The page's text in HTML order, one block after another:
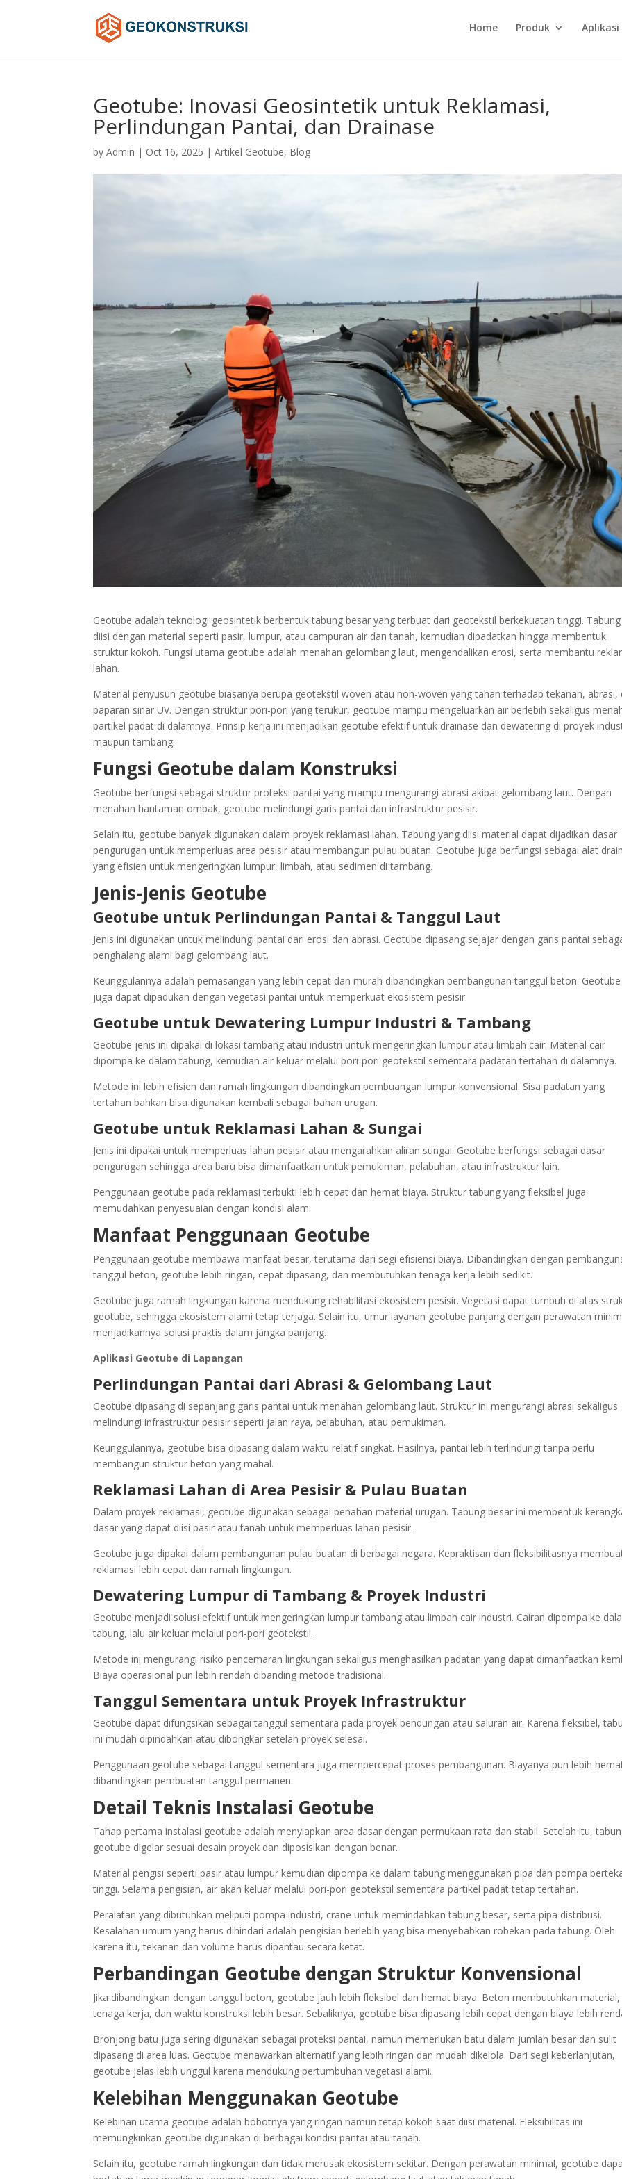
Home Produk Aplikasi
Geotube: Inovasi Geosintetik untuk Reklamasi,
Perlindungan Pantai, dan Drainase
byAdmin | Oct 16, 2025 |Artikel Geotube, Blog
Geotube adalah teknologi geosintetik berbentuk tabung besar yang terbuat dari geotekstil berkekuatan tinggi.
diisi dengan material seperti pasir, lumpur, atau campuran air dan tanah, kemudian dipadatkan hingga membentuk
struktur kokoh. Fungsi utama geotube adalah menahan gelombang laut, mengendalikan erosi, serta membantu
lahan.
Material penyusun geotube biasanya berupa geotekstil woven atau non-woven yang tahan terhadap tekanan, abrasi,
paparan sinar UV. Dengan struktur pori-pori yang terukur, geotube mampu mengeluarkan air berlebih sekaligus
partikel padat di dalamnya. Prinsip kerja ini menjadikan geotube efektif untuk drainase dan dewatering di proyek
maupun tambang.
Fungsi Geotube dalam Konstruksi
Geotube berfungsi sebagai struktur proteksi pantai yang mampu mengurangi abrasi akibat gelombang laut. Dengan
menahan hantaman ombak, geotube melindungi garis pantai dan infrastruktur pesisir.
Selain itu, geotube banyak digunakan dalam proyek reklamasi lahan. Tabung yang diisi material dapat dijadikan dasar
pengurugan untuk memperluas area pesisir atau membangun pulau buatan. Geotube juga berfungsi sebagai alat
yang efisien untuk mengeringkan lumpur, limbah, atau sedimen di tambang.
Jenis-Jenis Geotube
Geotube untuk Perlindungan Pantai & Tanggul Laut
Jenis ini digunakan untuk melindungi pantai dari erosi dan abrasi. Geotube dipasang sejajar dengan garis pantai
penghalang alami bagi gelombang laut.
Keunggulannya adalah pemasangan yang lebih cepat dan murah dibandingkan pembangunan tanggul beton. Geotube
juga dapat dipadukan dengan vegetasi pantai untuk memperkuat ekosistem pesisir.
Geotube untuk Dewatering Lumpur Industri & Tambang
Geotube jenis ini dipakai di lokasi tambang atau industri untuk mengeringkan lumpur atau limbah cair. Material cair
dipompa ke dalam tabung, kemudian air keluar melalui pori-pori geotekstil sementara padatan tertahan di dalamnya.
Metode ini lebih efisien dan ramah lingkungan dibandingkan pembuangan lumpur konvensional. Sisa padatan yang
tertahan bahkan bisa digunakan kembali sebagai bahan urugan.
Geotube untuk Reklamasi Lahan & Sungai
Jenis ini dipakai untuk memperluas lahan pesisir atau mengarahkan aliran sungai. Geotube berfungsi sebagai dasar
pengurugan sehingga area baru bisa dimanfaatkan untuk pemukiman, pelabuhan, atau infrastruktur lain.
Penggunaan geotube pada reklamasi terbukti lebih cepat dan hemat biaya. Struktur tabung yang fleksibel juga
memudahkan penyesuaian dengan kondisi alam.
Manfaat Penggunaan Geotube
Penggunaan geotube membawa manfaat besar, terutama dari segi efisiensi biaya. Dibandingkan dengan
tanggul beton, geotube lebih ringan, cepat dipasang, dan membutuhkan tenaga kerja lebih sedikit.
Geotube juga ramah lingkungan karena mendukung rehabilitasi ekosistem pesisir. Vegetasi dapat tumbuh di atas
geotube, sehingga ekosistem alami tetap terjaga. Selain itu, umur layanan geotube panjang dengan perawatan
menjadikannya solusi praktis dalam jangka panjang.
Aplikasi Geotube di Lapangan
Perlindungan Pantai dari Abrasi & Gelombang Laut
Geotube dipasang di sepanjang garis pantai untuk menahan gelombang laut. Struktur ini mengurangi abrasi sekaligus
melindungi infrastruktur pesisir seperti jalan raya, pelabuhan, atau pemukiman.
Keunggulannya, geotube bisa dipasang dalam waktu relatif singkat. Hasilnya, pantai lebih terlindungi tanpa perlu
membangun struktur beton yang mahal.
Reklamasi Lahan di Area Pesisir & Pulau Buatan
Dalam proyek reklamasi, geotube digunakan sebagai penahan material urugan. Tabung besar ini membentuk
dasar yang dapat diisi pasir atau tanah untuk memperluas lahan pesisir.
Geotube juga dipakai dalam pembangunan pulau buatan di berbagai negara. Kepraktisan dan fleksibilitasnya
reklamasi lebih cepat dan ramah lingkungan.
Dewatering Lumpur di Tambang & Proyek Industri
Geotube menjadi solusi efektif untuk mengeringkan lumpur tambang atau limbah cair industri. Cairan dipompa ke
tabung, lalu air keluar melalui pori-pori geotekstil.
Metode ini mengurangi risiko pencemaran lingkungan sekaligus menghasilkan padatan yang dapat dimanfaatkan
Biaya operasional pun lebih rendah dibanding metode tradisional.
Tanggul Sementara untuk Proyek Infrastruktur
Geotube dapat difungsikan sebagai tanggul sementara pada proyek bendungan atau saluran air. Karena fleksibel,
ini mudah dipindahkan atau dibongkar setelah proyek selesai.
Penggunaan geotube sebagai tanggul sementara juga mempercepat proses pembangunan. Biayanya pun lebih
dibandingkan pembuatan tanggul permanen.
Detail Teknis Instalasi Geotube
Tahap pertama instalasi geotube adalah menyiapkan area dasar dengan permukaan rata dan stabil. Setelah itu,
geotube digelar sesuai desain proyek dan diposisikan dengan benar.
Material pengisi seperti pasir atau lumpur kemudian dipompa ke dalam tabung menggunakan pipa dan pompa
tinggi. Selama pengisian, air akan keluar melalui pori-pori geotekstil sementara partikel padat tetap tertahan.
Peralatan yang dibutuhkan meliputi pompa industri, crane untuk memindahkan tabung besar, serta pipa distribusi.
Kesalahan umum yang harus dihindari adalah pengisian berlebih yang bisa menyebabkan robekan pada tabung. Oleh
karena itu, tekanan dan volume harus dipantau secara ketat.
Perbandingan Geotube dengan Struktur Konvensional
Jika dibandingkan dengan tanggul beton, geotube jauh lebih fleksibel dan hemat biaya. Beton membutuhkan material,
tenaga kerja, dan waktu konstruksi lebih besar. Sebaliknya, geotube bisa dipasang lebih cepat dengan biaya lebih
Bronjong batu juga sering digunakan sebagai proteksi pantai, namun memerlukan batu dalam jumlah besar dan sulit
dipasang di area luas. Geotube menawarkan alternatif yang lebih ringan dan mudah dikelola. Dari segi keberlanjutan,
geotube jelas lebih unggul karena mendukung pertumbuhan vegetasi alami.
Kelebihan Menggunakan Geotube
Kelebihan utama geotube adalah bobotnya yang ringan namun tetap kokoh saat diisi material. Fleksibilitas ini
memungkinkan geotube digunakan di berbagai kondisi pantai atau tanah.
Selain itu, geotube ramah lingkungan dan tidak merusak ekosistem sekitar. Dengan perawatan minimal, geotube